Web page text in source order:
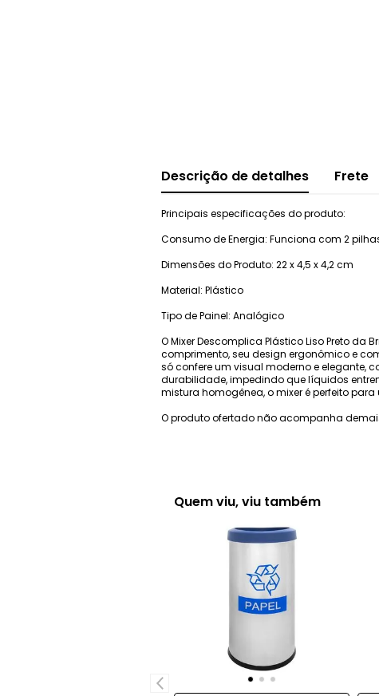
Descrição de detalhes Frete
Principais especificações do produto:
Consumo de Energia: Funciona com 2
Dimensões do Produto: 22 x 4,5 x 4,2 cm
Material: Plástico
Tipo de Painel: Analógico
O Mixer Descomplica Plástico Liso Preto
comprimento, seu design ergonômico e
só confere um visual moderno e elegante,
durabilidade, impedindo que líquidos
mistura homogênea, o mixer é perfeito
O produto ofertado não acompanha
Quem viu, viu também